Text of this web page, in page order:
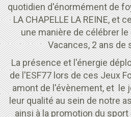
quotidien d'énormément de
LA CHAPELLE LA REINE, et
une manière de célébrer
Vacances, 2 ans de
La présence et l'énergie
de l'ESF77 lors de ces Jeux
amont de l'évènement, et le
leur qualité au sein de notre
ainsi à la promotion du